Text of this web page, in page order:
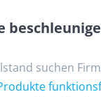
suchen